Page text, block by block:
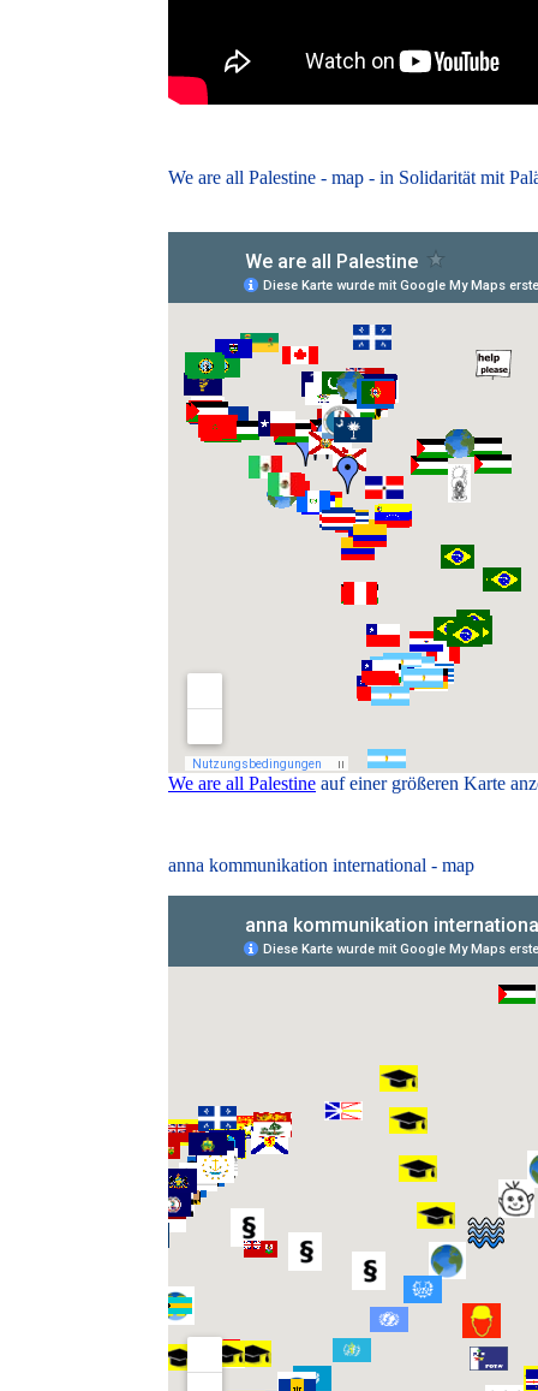
We are all Palestine - map - in Solidarität mit
We are all Palestine auf einer größeren Karte
anna kommunikation international - map